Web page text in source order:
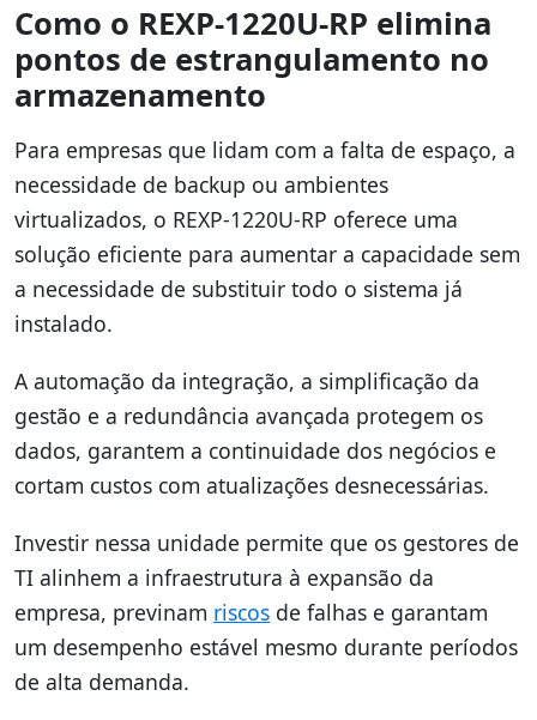
Como o REXP-1220U-RP elimina
pontos de estrangulamento no
armazenamento
Para empresas que lidam com a falta de espaço, a
necessidade de backup ou ambientes
virtualizados, o REXP-1220U-RP oferece uma
solução eficiente para aumentar a capacidade sem
a necessidade de substituir todo o sistema já
instalado.
A automação da integração, a simplificação da
gestão e a redundância avançada protegem os
dados, garantem a continuidade dos negócios e
cortam custos com atualizações desnecessárias.
Investir nessa unidade permite que os gestores de
TI alinhem a infraestrutura à expansão da
empresa, previnam riscos de falhas e garantam
um desempenho estável mesmo durante períodos
de alta demanda.